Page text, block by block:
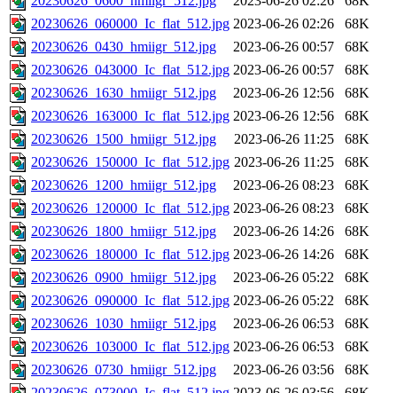
20230626_060000_Ic_flat_512.jpg 2023-06-26 02:26
68K
20230626_0430_hmiigr_512.jpg
2023-06-26 00:57
68K
20230626_043000_Ic_flat_512.jpg 2023-06-26 00:57
68K
20230626_1630_hmiigr_512.jpg
2023-06-26 12:56
68K
20230626_163000_Ic_flat_512.jpg 2023-06-26 12:56
68K
20230626_1500_hmiigr_512.jpg
2023-06-26 11:25
68K
20230626_150000_Ic_flat_512.jpg 2023-06-26 11:25
68K
20230626_1200_hmiigr_512.jpg
2023-06-26 08:23
68K
20230626_120000_Ic_flat_512.jpg 2023-06-26 08:23
68K
20230626_1800_hmiigr_512.jpg
2023-06-26 14:26
68K
20230626_180000_Ic_flat_512.jpg 2023-06-26 14:26
68K
20230626_0900_hmiigr_512.jpg
2023-06-26 05:22
68K
20230626_090000_Ic_flat_512.jpg 2023-06-26 05:22
68K
20230626_1030_hmiigr_512.jpg
2023-06-26 06:53
68K
20230626_103000_Ic_flat_512.jpg 2023-06-26 06:53
68K
20230626_0730_hmiigr_512.jpg
2023-06-26 03:56
68K